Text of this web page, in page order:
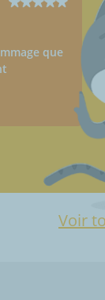
Voir
que